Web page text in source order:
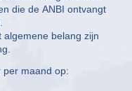
die de ANBI ontvangt
algemene belang zijn
per maand op: